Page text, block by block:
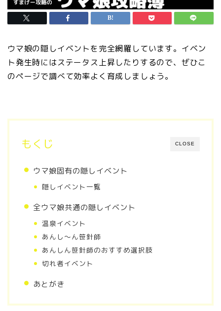
ウマ娘の隠しイベントを完全網羅しています。イベン
ト発生時にはステータス上昇したりするので、ぜひこ
のページで調べて効率よく育成しましょう。
CLOSE
もくじ
ウマ娘固有の隠しイベント
隠しイベント一覧
全ウマ娘共通の隠しイベント
温泉イベント
あんし～ん笹針師
あんしん笹針師のおすすめ選択肢
切れ者イベント
あとがき